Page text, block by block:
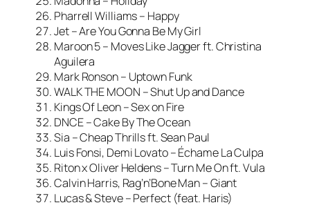
Pharrell Williams – Happy
Jet – Are You Gonna Be My Girl
Maroon 5 – Moves Like Jagger ft. Christina
Aguilera
Mark Ronson – Uptown Funk
WALK THE MOON – Shut Up and Dance
Kings Of Leon – Sex on Fire
DNCE – Cake By The Ocean
Sia – Cheap Thrills ft. Sean Paul
Luis Fonsi, Demi Lovato – Échame La Culpa
Riton x Oliver Heldens – Turn Me On ft. Vula
Calvin Harris, Rag’n’Bone Man – Giant
Lucas & Steve – Perfect (feat. Haris)